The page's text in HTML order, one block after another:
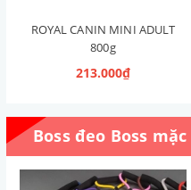
ROYAL CANIN MINI ADULT
800g
213.000₫
Boss đeo Boss mặc